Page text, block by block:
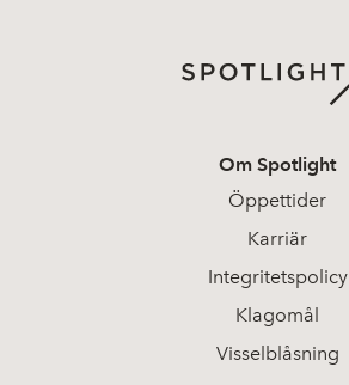
Om Spotlight
Öppettider
Karriär
Integritetspolicy
Klagomål
Visselblåsning